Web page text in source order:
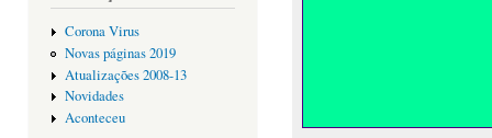
Corona Virus
Novas páginas 2019
Atualizações 2008-13
Novidades
Aconteceu